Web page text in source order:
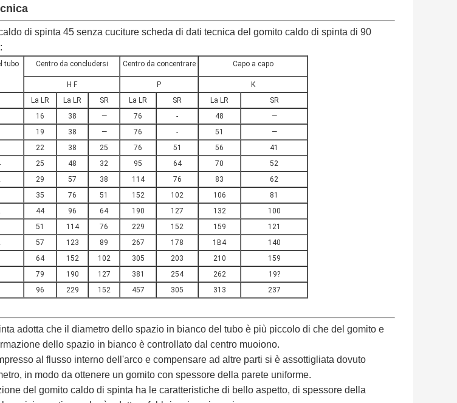
di spinta 45 senza cuciture scheda di dati tecnica del gomito caldo di spinta di 90
tubo Centro da concludersi Centro da concentrare Capo a capo
H F P
K
La LR La LR SR La LR SR La LR
SR
16 38 — 76 - 48
—
19 38 — 76 - 51
—
22 38 25 76 51 56
41
25 48 32 95 64 70
52
29 57 38 114 76 83
62
35 76 51 152 102 106
81
44 96 64 190 127 132
100
51 114 76 229 152 159
121
57 123 89 267 178 1B4
140
64 152 102 305 203 210
159
79 190 127 381 254 262
19?
96 229 152 457 305 313 237
adotta che il diametro dello spazio in bianco del tubo è più piccolo di che del gomito e
dello spazio in bianco è controllato dal centro muoiono.
al flusso interno dell'arco e compensare ad altre parti si è assottigliata dovuto
in modo da ottenere un gomito con spessore della parete uniforme.
del gomito caldo di spinta ha le caratteristiche di bello aspetto, di spessore della